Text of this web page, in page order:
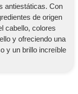
antiestáticas. Con
de origen
cabello, colores
y ofreciendo una
y un brillo increíble